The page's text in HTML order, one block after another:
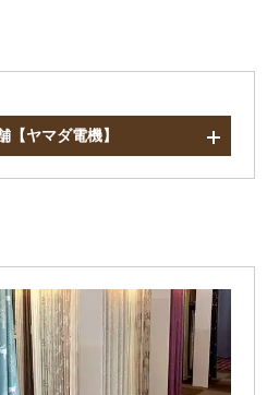
【ヤマダ電機】